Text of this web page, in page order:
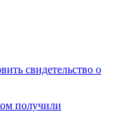
свидетельство о
получили